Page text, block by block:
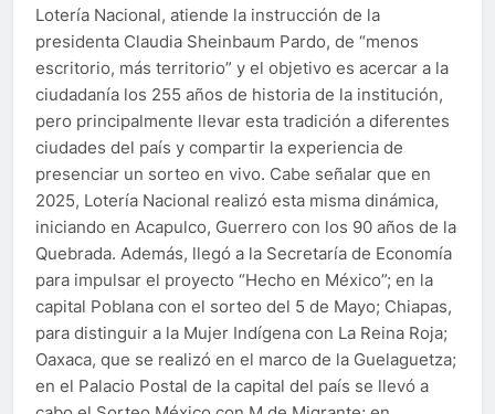
Lotería Nacional, atiende la instrucción de la
presidenta Claudia Sheinbaum Pardo, de “menos
escritorio, más territorio” y el objetivo es acercar a la
ciudadanía los 255 años de historia de la institución,
pero principalmente llevar esta tradición a diferentes
ciudades del país y compartir la experiencia de
presenciar un sorteo en vivo. Cabe señalar que en
2025, Lotería Nacional realizó esta misma dinámica,
iniciando en Acapulco, Guerrero con los 90 años de la
Quebrada. Además, llegó a la Secretaría de Economía
para impulsar el proyecto “Hecho en México”; en la
capital Poblana con el sorteo del 5 de Mayo; Chiapas,
para distinguir a la Mujer Indígena con La Reina Roja;
Oaxaca, que se realizó en el marco de la Guelaguetza;
en el Palacio Postal de la capital del país se llevó a